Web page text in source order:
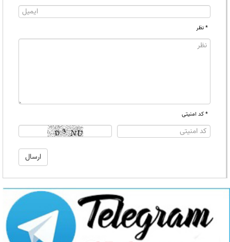
* نظر
* کد امنیتی